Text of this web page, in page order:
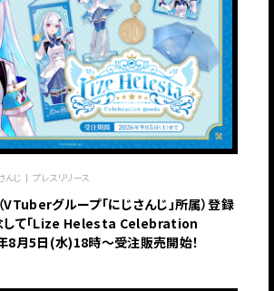
んじ プレスリリース
VTuberグループ「にじさんじ」所属）登録
して「Lize Helesta Celebration
8月5日(水)18時～受注販売開始！